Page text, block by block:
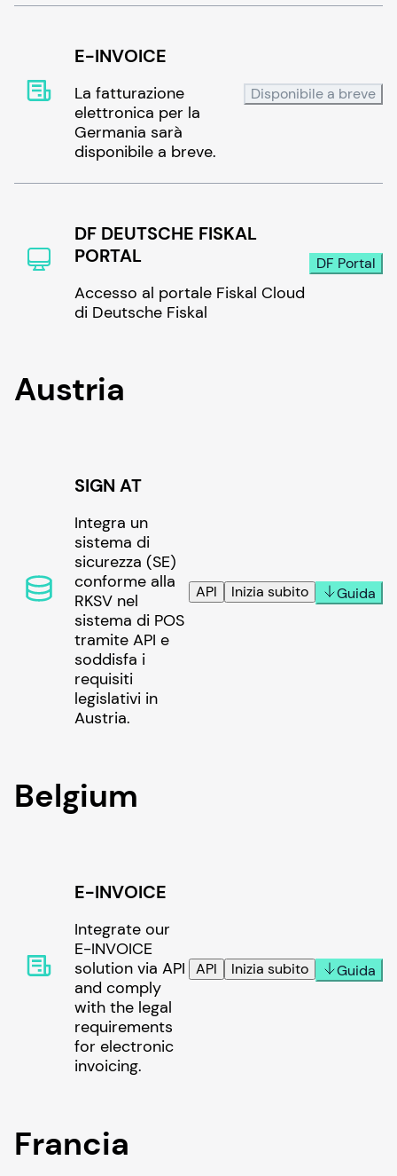
E-INVOICE
La fatturazione
elettronica per la
Germania sarà
disponibile a breve.
Disponibile a breve
DF DEUTSCHE FISKAL
PORTAL
Accesso al portale Fiskal Cloud
di Deutsche Fiskal
DF Portal
Austria
SIGN AT
Integra un
sistema di
sicurezza (SE)
conforme alla
RKSV nel
sistema di POS
tramite API e
soddisfa i
requisiti
legislativi in
Austria.
API Inizia subito Guida
Belgium
E-INVOICE
Integrate our
E-INVOICE
solution via API
and comply
with the legal
requirements
for electronic
invoicing.
API Inizia subito Guida
Francia